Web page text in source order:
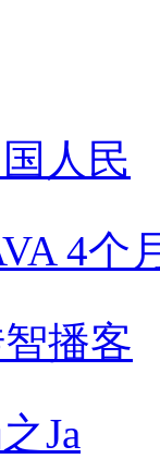
人民
4个
播客
Ja